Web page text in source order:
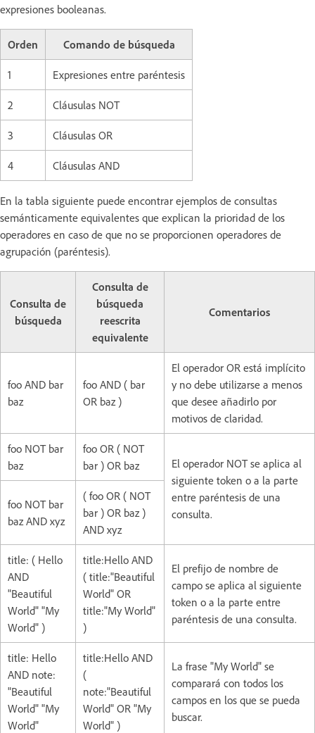
expresiones booleanas.
Orden Comando de búsqueda
1 Expresiones entre paréntesis
2 Cláusulas NOT
3 Cláusulas OR
4 Cláusulas AND
En la tabla siguiente puede encontrar ejemplos de consultas
semánticamente equivalentes que explican la prioridad de los
operadores en caso de que no se proporcionen operadores de
agrupación (paréntesis).
Consulta de
búsqueda
Consulta de
búsqueda
reescrita
equivalente
Comentarios
foo AND bar
baz
foo AND ( bar
OR baz )
El operador OR está implícito
y no debe utilizarse a menos
que desee añadirlo por
motivos de claridad.
foo NOT bar
baz
foo OR ( NOT
bar ) OR baz
El operador NOT se aplica al
siguiente token o a la parte
entre paréntesis de una
consulta.
foo NOT bar
baz AND xyz
( foo OR ( NOT
bar ) OR baz )
AND xyz
title: ( Hello
AND
"Beautiful
World" "My
World" )
title:Hello AND
( title:"Beautiful
World" OR
title:"My World"
)
El prefijo de nombre de
campo se aplica al siguiente
token o a la parte entre
paréntesis de una consulta.
title: Hello
AND note:
"Beautiful
World" "My
World"
title:Hello AND
(
note:"Beautiful
World" OR "My
World" )
La frase "My World" se
comparará con todos los
campos en los que se pueda
buscar.